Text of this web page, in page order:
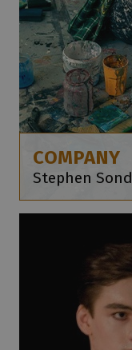
COMPANY
Stephen